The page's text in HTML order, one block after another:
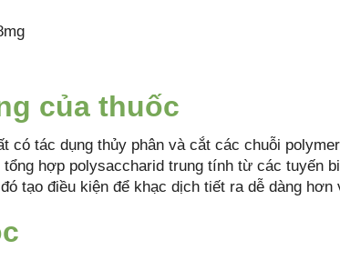
của thuốc
có tác dụng thủy phân và cắt các chuỗi
hợp polysaccharid trung tính từ các tuyến
tạo điều kiện để khạc dịch tiết ra dễ dàng hơn